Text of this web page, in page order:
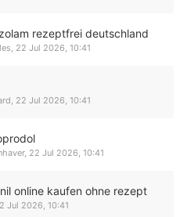
rezeptfrei deutschland
, 22 Jul 2026, 10:41
, 22 Jul 2026, 10:41
, 22 Jul 2026, 10:41
online kaufen ohne rezept
Jul 2026, 10:41